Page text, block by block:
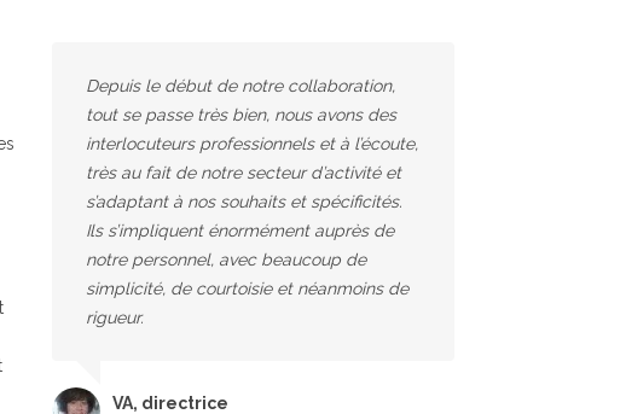
Depuis le début de notre collaboration,
tout se passe très bien, nous avons des
interlocuteurs professionnels et à l’écoute,
très au fait de notre secteur d’activité et
s’adaptant à nos souhaits et spécificités.
Ils s’impliquent énormément auprès de
notre personnel, avec beaucoup de
simplicité, de courtoisie et néanmoins de
rigueur.
VA, directrice